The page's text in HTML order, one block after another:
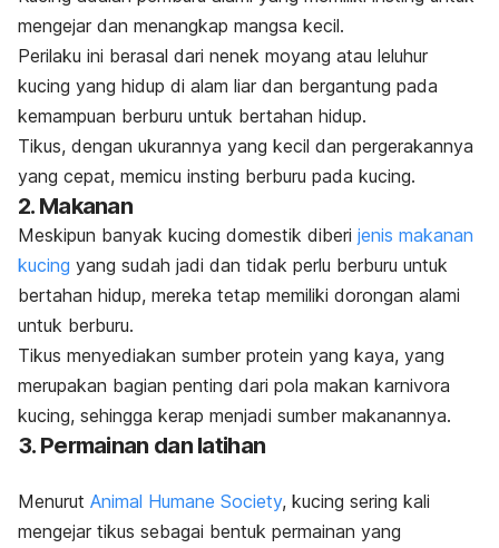
mengejar dan menangkap mangsa kecil.
Perilaku ini berasal dari nenek moyang atau leluhur
kucing yang hidup di alam liar dan bergantung pada
kemampuan berburu untuk bertahan hidup.
Tikus, dengan ukurannya yang kecil dan pergerakannya
yang cepat, memicu insting berburu pada kucing.
2. Makanan
Meskipun banyak kucing domestik diberi jenis makanan
kucing yang sudah jadi dan tidak perlu berburu untuk
bertahan hidup, mereka tetap memiliki dorongan alami
untuk berburu.
Tikus menyediakan sumber protein yang kaya, yang
merupakan bagian penting dari pola makan karnivora
kucing, sehingga kerap menjadi sumber makanannya.
3. Permainan dan latihan
Menurut Animal Humane Society, kucing sering kali
mengejar tikus sebagai bentuk permainan yang